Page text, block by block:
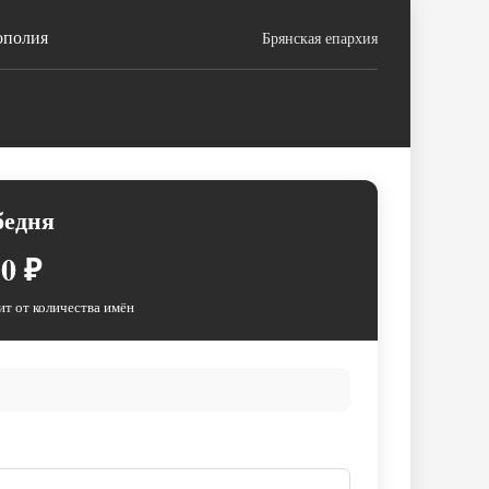
Брянская епархия
₽
от количества имён